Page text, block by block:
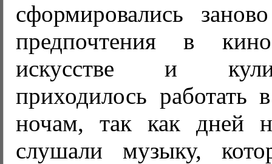
сформировались
предпочтения в
искусстве и
приходилось работать
ночам, так как дней
слушали музыку,